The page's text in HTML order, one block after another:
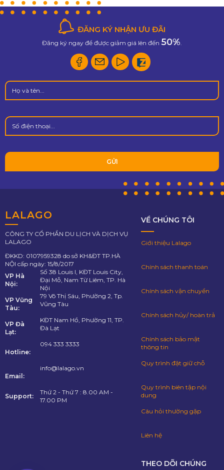
ĐĂNG KÝ NHẬN ƯU ĐÃI
Đăng ký ngay để được giảm giá lên đến 50%.
LALAGO
CÔNG TY CỔ PHẦN DU LỊCH VÀ DỊCH VỤ
LALAGO
ĐKKD: 0107959328 do sở KH&ĐT TP.HÀ
NỘI cấp ngày: 15/8/2017
VP Hà
Nội:
Số 38 Louis I, KĐT Louis City,
Đại Mỗ, Nam Từ Liêm, TP. Hà
Nội
VP Vũng
Tàu:
79 Võ Thị Sáu, Phường 2, Tp.
Vũng Tàu
VP Đà
Lạt:
KĐT Nam Hồ, Phường 11, TP.
Đà Lạt
Hotline:
094 333 3333
Email:
info@lalago.vn
Support:
Thứ 2 - Thứ 7 : 8.00 AM -
17.00 PM
VỀ CHÚNG TÔI
Giới thiệu Lalago
Chính sách thanh toán
Chính sách vận chuyển
Chính sách hủy/ hoàn trả
Chính sách bảo mật
thông tin
Quy trình đặt giữ chỗ
Quy trình biên tập nội
dung
Câu hỏi thường gặp
Liên hệ
THEO DÕI CHÚNG